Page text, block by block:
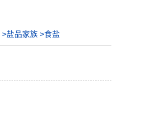
>盐品家族 >食盐